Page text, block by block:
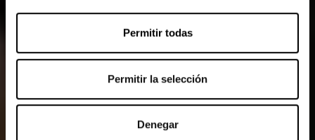
Permitir todas
Permitir la selección
Denegar